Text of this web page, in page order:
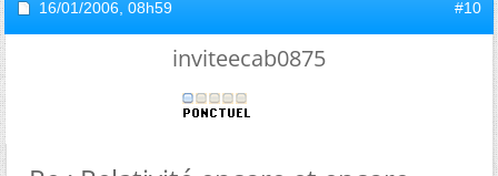
16/01/2006, 08h59 #10
inviteecab0875